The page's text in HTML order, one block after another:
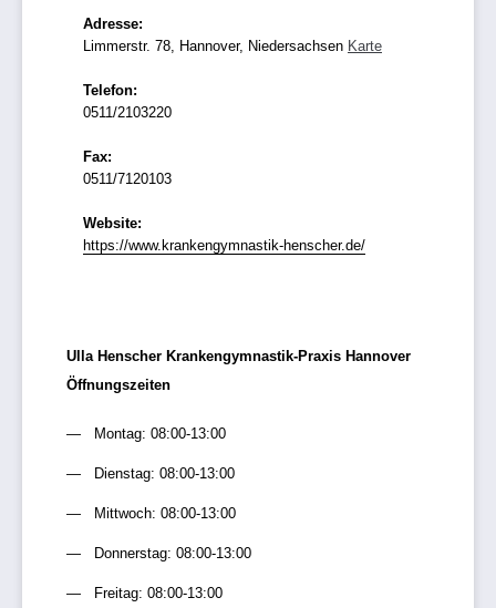
Adresse:
Limmerstr. 78, Hannover, Niedersachsen Karte
Telefon:
0511/2103220
Fax:
0511/7120103
Website:
https://www.krankengymnastik-henscher.de/
Ulla Henscher Krankengymnastik-Praxis Hannover
Öffnungszeiten
Montag: 08:00-13:00
Dienstag: 08:00-13:00
Mittwoch: 08:00-13:00
Donnerstag: 08:00-13:00
Freitag: 08:00-13:00